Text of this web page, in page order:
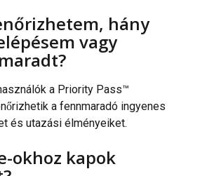
hány
vagy
a Priority Pass™
a fennmaradó ingyenes
és utazási élményeiket.
okhoz kapok